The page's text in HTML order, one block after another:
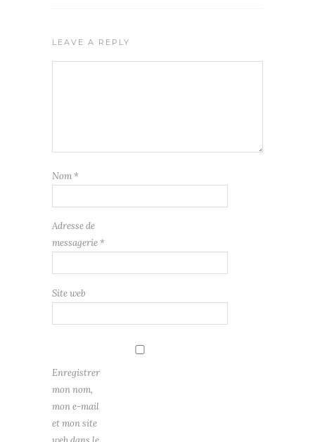
LEAVE A REPLY
Nom *
Adresse de
messagerie *
Site web
Enregistrer
mon nom,
mon e-mail
et mon site